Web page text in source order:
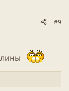
#9